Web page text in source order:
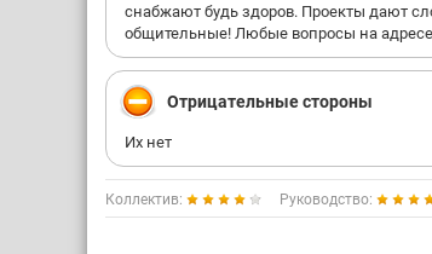
снабжают будь здоров. Проекты дают
общительные! Любые вопросы на
Отрицательные стороны
Их нет
Коллектив: Руководство: